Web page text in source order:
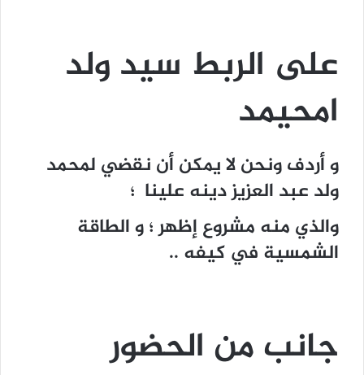
على الربط سيد ولد
امحيمد
و أردف ونحن لا يمكن أن نقضي لمحمد
ولد عبد العزيز دينه علينا ؛
والذي منه مشروع إظهر ؛ و الطاقة
الشمسية في كيفه ..
جانب من الحضور